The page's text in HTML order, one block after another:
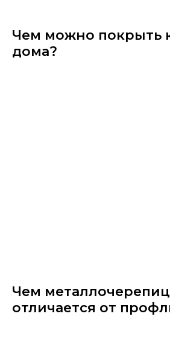
Чем можно покрыть
дома?
Чем
отличается от